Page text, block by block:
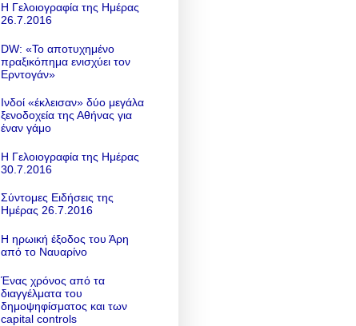
Η Γελοιογραφία της Ημέρας
26.7.2016
DW: «To αποτυχημένο
πραξικόπημα ενισχύει τον
Ερντογάν»
Ινδοί «έκλεισαν» δύο μεγάλα
ξενοδοχεία της Αθήνας για
έναν γάμο
Η Γελοιογραφία της Ημέρας
30.7.2016
Σύντομες Ειδήσεις της
Ημέρας 26.7.2016
Η ηρωική έξοδος του Άρη
από το Ναυαρίνο
Ένας χρόνος από τα
διαγγέλματα του
δημοψηφίσματος και των
capital controls